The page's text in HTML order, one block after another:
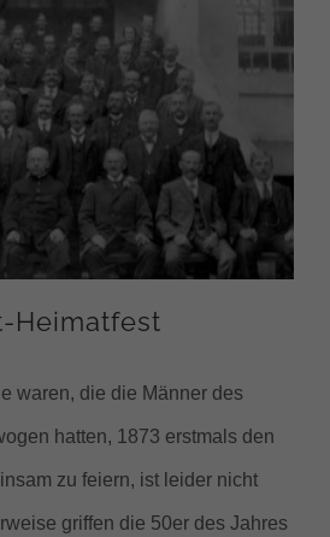
Heimatfest
waren, die die Männer des
hatten, 1873 erstmals den
zu feiern, ist leider nicht
griffen die 50er des Jahres